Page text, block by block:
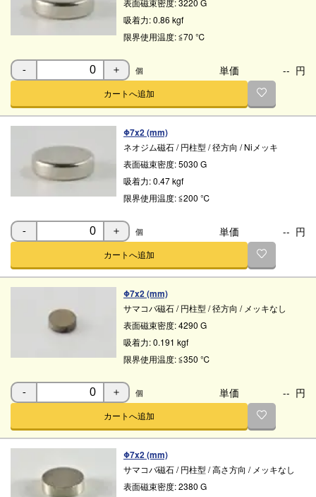
表面磁束密度:3220 G
吸着力:0.86 kgf
限界使用温度:≦70 ℃
- ＋ 個 単価 -- 円
カートへ追加
Φ7x2 (mm)
ネオジム磁石/ 円柱型 /径方向 / Niメッキ
表面磁束密度:5030 G
吸着力:0.47 kgf
限界使用温度:≦200 ℃
- ＋ 個 単価 -- 円
カートへ追加
Φ7x2 (mm)
サマコバ磁石/ 円柱型 /径方向 / メッキなし
表面磁束密度:4290 G
吸着力:0.191 kgf
限界使用温度:≦350 ℃
- ＋ 個 単価 -- 円
カートへ追加
Φ7x2 (mm)
サマコバ磁石/ 円柱型 /高さ方向 / メッキなし
表面磁束密度:2380 G